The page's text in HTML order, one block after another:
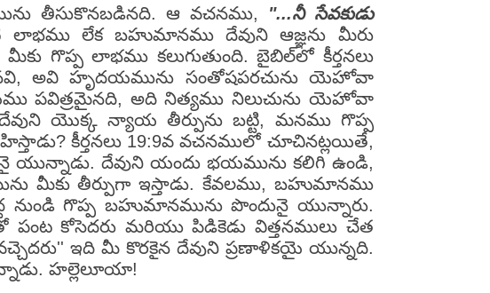
తీసుకొనబడినది. ఆ వచనము,
"...నీ సేవకుడు
లాభము లేక బహుమానము దేవుని ఆజ్ఞను మీరు
మీకు గొప్ప లాభము కలుగుతుంది. బైబిల్‌లో కీర్తనలు
అవి హృదయమును సంతోషపరచును యెహోవా
పవిత్రమైనది, అది నిత్యము నిలుచును యెహోవా
యొక్క న్యాయ తీర్పును బట్టి, మనము గొప్ప
కీర్తనలు 19:9వ వచనములో చూచినట్లయితే,
దేవుని యందు భయమును కలిగి ఉండి,
మీకు తీర్పుగా ఇస్తాడు. కేవలము, బహుమానము
నుండి గొప్ప బహుమానమును పొందునై యున్నారు.
పంట కోసెదరు మరియు పిడికెడు విత్తనములు చేత
ఇది మీ కొరకైన దేవుని ప్రణాళికయై యున్నది.
హల్లెలూయా!